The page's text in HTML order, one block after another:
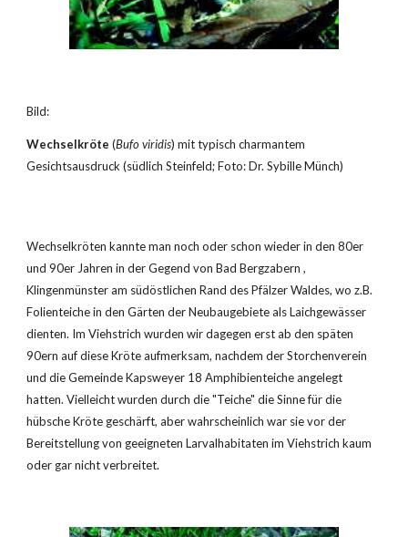
Bild:
Wechselkröte (Bufo viridis) mit typisch charmantem
Gesichtsausdruck (südlich Steinfeld; Foto: Dr. Sybille Münch)
Wechselkröten kannte man noch oder schon wieder in den 80er
und 90er Jahren in der Gegend von Bad Bergzabern ,
Klingenmünster am südöstlichen Rand des Pfälzer Waldes, wo z.B.
Folienteiche in den Gärten der Neubaugebiete als Laichgewässer
dienten. Im Viehstrich wurden wir dagegen erst ab den späten
90ern auf diese Kröte aufmerksam, nachdem der Storchenverein
und die Gemeinde Kapsweyer 18 Amphibienteiche angelegt
hatten. Vielleicht wurden durch die "Teiche" die Sinne für die
hübsche Kröte geschärft, aber wahrscheinlich war sie vor der
Bereitstellung von geeigneten Larvalhabitaten im Viehstrich kaum
oder gar nicht verbreitet.